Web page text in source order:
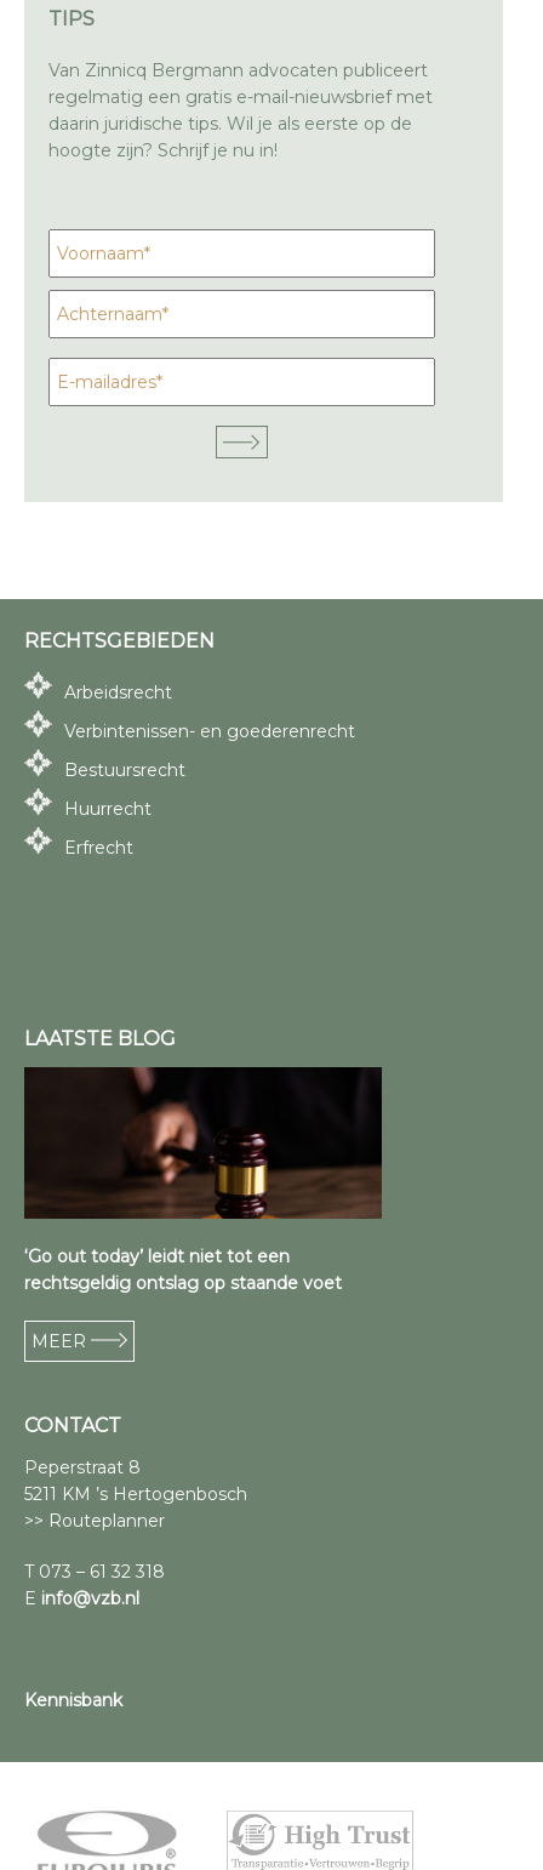
TIPS
Van Zinnicq Bergmann advocaten publiceert
regelmatig een gratis e-mail-nieuwsbrief met
daarin juridische tips. Wil je als eerste op de
hoogte zijn? Schrijf je nu in!
RECHTSGEBIEDEN
Arbeidsrecht
Verbintenissen- en goederenrecht
Bestuursrecht
Huurrecht
Erfrecht
LAATSTE BLOG
‘Go out today’ leidt niet tot een
rechtsgeldig ontslag op staande voet
MEER
CONTACT
Peperstraat 8
5211 KM ’s Hertogenbosch
>> Routeplanner
T 073 – 61 32 318
E info@vzb.nl
Kennisbank